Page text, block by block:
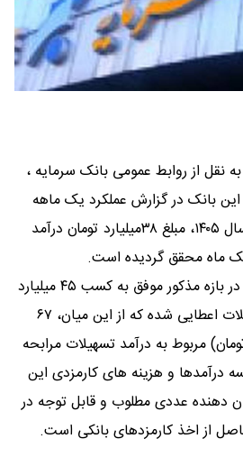
به نقل از روابط عمومی بانک سرمایه ،
بانک در گزارش عملکرد یک ماهه
منتهی به پایان فروردین سال ۱۴۰۵، مبلغ ۳۸میلیارد تومان درآمد
ماه محقق گردیده است.
گفتنی است بانک سرمایه در بازه مذکور موفق به کسب ۴۵ میلیارد
تومان درآمد از محل تسهیلات اعطایی شده که از این میان، ۶۷
۳۰ میلیارد تومان) مربوط به درآمد تسهیلات مرابحه
درآمدها و هزینه های کارمزدی این
دهنده عددی مطلوب و قابل توجه در
از اخذ کارمزدهای بانکی است.